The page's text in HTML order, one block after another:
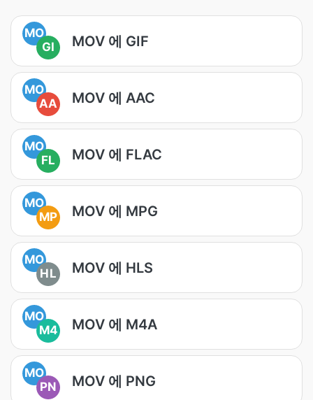
MO
GI
MOV 에 GIF
MO
AA
MOV 에 AAC
MO
FL
MOV 에 FLAC
MO
MP
MOV 에 MPG
MO
HL
MOV 에 HLS
MO
M4
MOV 에 M4A
MO
PN
MOV 에 PNG